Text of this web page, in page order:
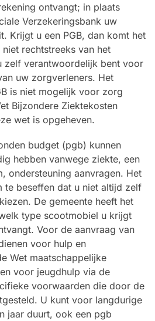
ontvangt; in plaats
Verzekeringsbank uw
Krijgt u een PGB, dan komt het
rechtstreeks van het
zelf verantwoordelijk bent voor
uw zorgverleners. Het
is niet mogelijk voor zorg
Bijzondere Ziektekosten
wet is opgeheven.
budget (pgb) kunnen
hebben vanwege ziekte, een
ondersteuning aanvragen. Het
te beseffen dat u niet altijd zelf
De gemeente heeft het
type scootmobiel u krijgt
Voor de aanvraag van
voor hulp en
Wet maatschappelijke
voor jeugdhulp via de
voorwaarden die door de
U kunt voor langdurige
jaar duurt, ook een pgb